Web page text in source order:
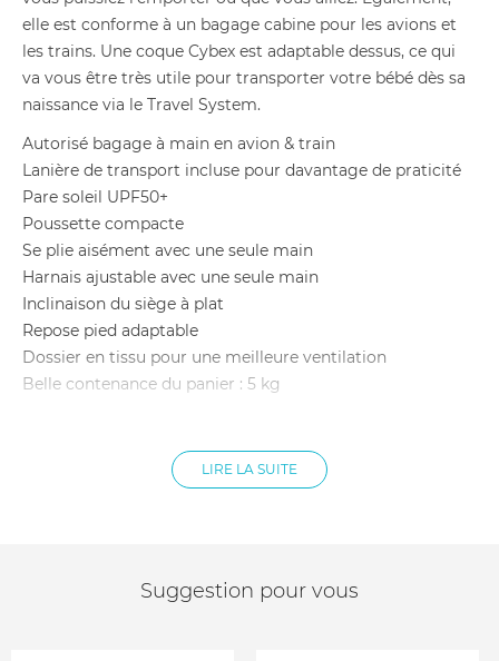
elle est conforme à un bagage cabine pour les avions et
les trains. Une coque Cybex est adaptable dessus, ce qui
va vous être très utile pour transporter votre bébé dès sa
naissance via le Travel System.
Autorisé bagage à main en avion & train
Lanière de transport incluse pour davantage de praticité
Pare soleil UPF50+
Poussette compacte
Se plie aisément avec une seule main
Harnais ajustable avec une seule main
Inclinaison du siège à plat
Repose pied adaptable
Dossier en tissu pour une meilleure ventilation
Belle contenance du panier : 5 kg
Âge : Dès la naissance et jusqu'à 4ans
Poids max enfant : 22 kg
Entretien : Housses en tissu lavables en machine à 30°C
LIRE LA SUITE
Suggestion pour vous